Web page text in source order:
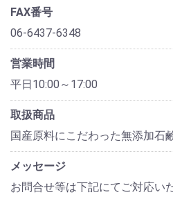
FAX番号
06-6437-6348
営業時間
平日10:00～17:00
取扱商品
国産原料にこだわった無添加石
メッセージ
お問合せ等は下記にてご対応い